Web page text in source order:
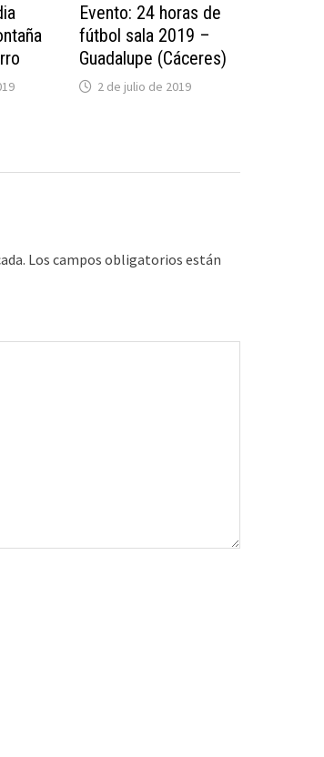
Evento: 24 horas de
fútbol sala 2019 –
Guadalupe (Cáceres)
2 de julio de 2019
Los campos obligatorios están